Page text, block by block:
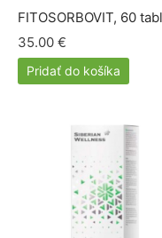
FITOSORBOVIT, 60
35.00 €
Pridať do košíka